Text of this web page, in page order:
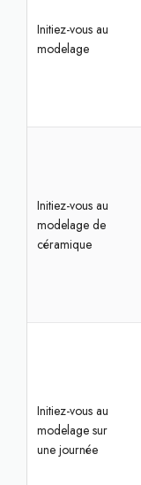
Initiez-vous au
modelage
Initiez-vous au
modelage de
céramique
Initiez-vous au
modelage sur
une journée